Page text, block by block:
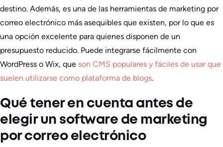
destino. Además, es una de las herramientas de marketing por
correo electrónico más asequibles que existen, por lo que es
una opción excelente para quienes disponen de un
presupuesto reducido. Puede integrarse fácilmente con
WordPress o Wix, que son CMS populares y fáciles de usar que
suelen utilizarse como plataforma de blogs.
Qué tener en cuenta antes de
elegir un software de marketing
por correo electrónico